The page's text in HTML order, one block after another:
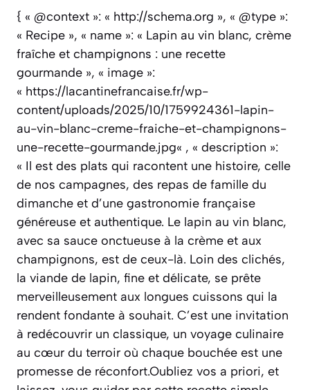
{ « @context »: « http://schema.org », « @type »:
« Recipe », « name »: « Lapin au vin blanc, crème
fraîche et champignons : une recette
gourmande », « image »:
« https://lacantinefrancaise.fr/wp-
content/uploads/2025/10/1759924361-lapin-
au-vin-blanc-creme-fraiche-et-champignons-
une-recette-gourmande.jpg« , « description »:
« Il est des plats qui racontent une histoire, celle
de nos campagnes, des repas de famille du
dimanche et d’une gastronomie française
généreuse et authentique. Le lapin au vin blanc,
avec sa sauce onctueuse à la crème et aux
champignons, est de ceux-là. Loin des clichés,
la viande de lapin, fine et délicate, se prête
merveilleusement aux longues cuissons qui la
rendent fondante à souhait. C’est une invitation
à redécouvrir un classique, un voyage culinaire
au cœur du terroir où chaque bouchée est une
promesse de réconfort.Oubliez vos a priori, et